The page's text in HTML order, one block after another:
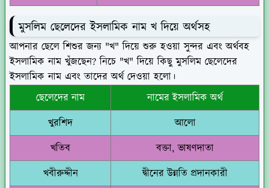
মুসলিম ছেলেদের ইসলামিক নাম খ দিয়ে অর্থসহ
আপনার ছেলে শিশুর জন্য "খ" দিয়ে শুরু হওয়া সুন্দর এবং অর্থবহ
ইসলামিক নাম খুঁজছেন? নিচে "খ" দিয়ে কিছু মুসলিম ছেলেদের
ইসলামিক নাম এবং তাদের অর্থ দেওয়া হলো।
ছেলেদের নাম নামের ইসলামিক অর্থ
খুরশিদ আলো
খতিব বক্তা, ভাষণদাতা
খবীরুদ্দীন দ্বীনের উন্নতি প্রদানকারী